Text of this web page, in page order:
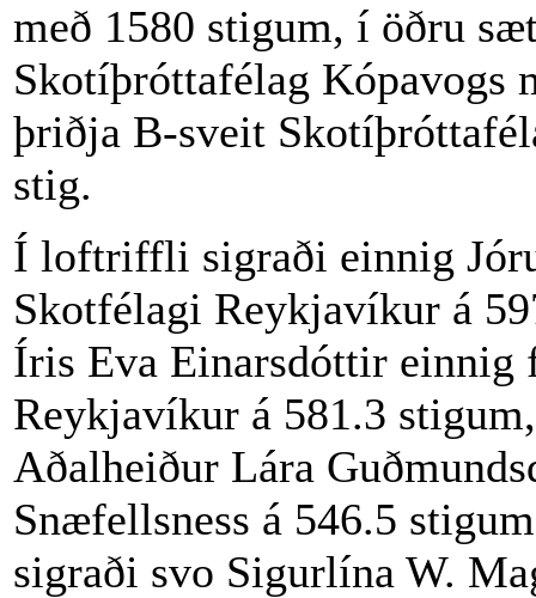
með 1580 stigum, í öðru
Skotíþróttafélag Kópavogs
þriðja B-sveit
stig.
Í loftriffli sigraði einnig
Skotfélagi Reykjavíkur á
Íris Eva Einarsdóttir einnig
Reykjavíkur á 581.3
Aðalheiður Lára
Snæfellsness á 546.5
sigraði svo Sigurlína W.